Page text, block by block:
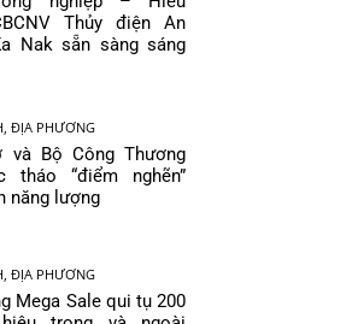
Thủy điện An
Nak sẵn sàng sáng
ĐỊA PHƯƠNG
và Bộ Công Thương
tháo “điểm nghẽn”
năng lượng
ĐỊA PHƯƠNG
Mega Sale qui tụ 200